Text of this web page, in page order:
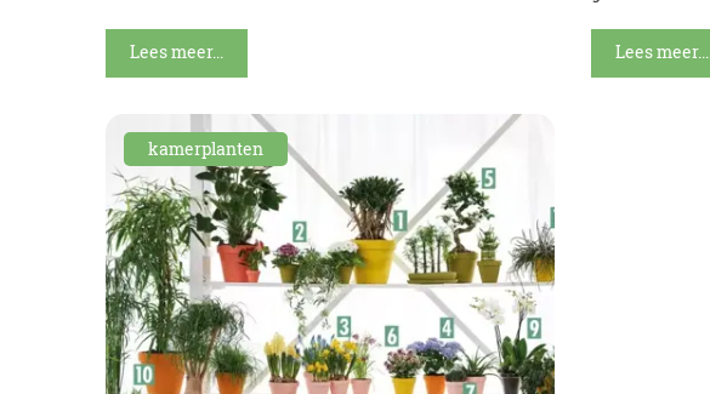
Lees meer... Lees meer...
kamerplanten